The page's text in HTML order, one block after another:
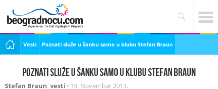
Vesti Poznati služe u šanku samo u klubu Stefan Braun
Poznati služe u šanku samo u klubu Stefan Braun
Stefan Braun, vesti • 19. Novembar 2013.